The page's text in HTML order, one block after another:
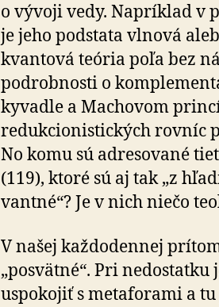
o vývoji vedy. Napríklad v
je jeho podstata vlnová
kvantová teória poľa bez
pod­rob­nosti o
kyvadle a Ma­cho­vom
reduk­cio­nis­tických rovníc
No komu sú adresované
(119), ktoré sú aj tak „z
vantné“? Je v nich niečo
V našej každodennej
„posvätné“. Pri
uspo­kojiť s me­ta­fo­rami a